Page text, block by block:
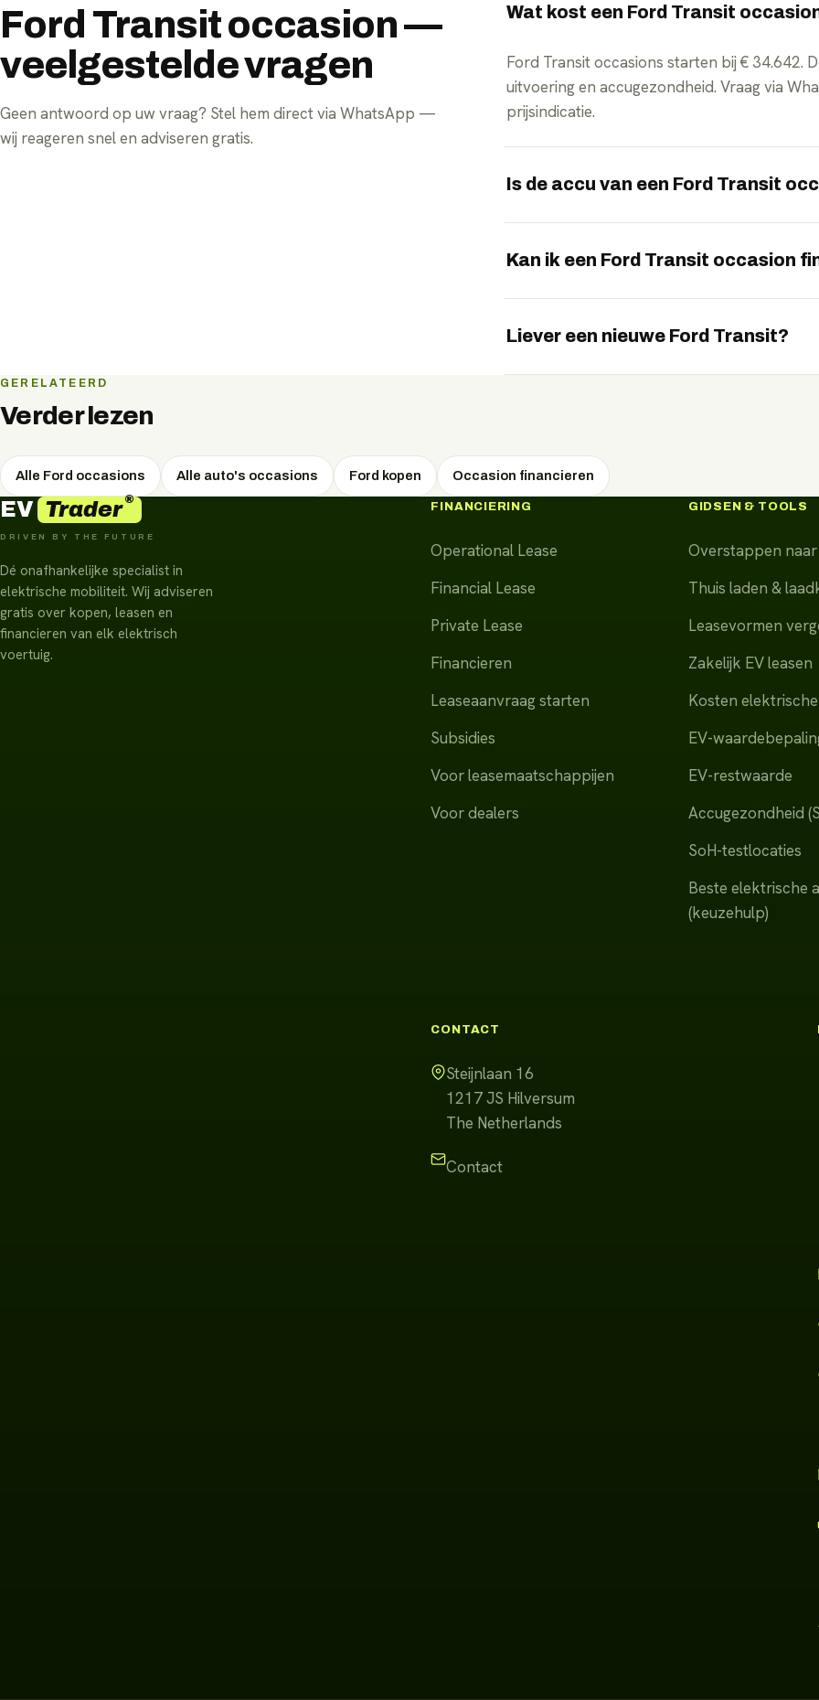
Ford Transit occasion —
veelgestelde vragen
Geen antwoord op uw vraag? Stel hem direct via WhatsApp —
wij reageren snel en adviseren gratis.
Wat kost een Ford Transit
Ford Transit occasions starten bij € 34.642.
uitvoering en accugezondheid. Vraag via
prijsindicatie.
Is de accu van een Ford Transit
occasion. Zo weet je vooraf wat de
Kan ik een Ford Transit occasion
vrijblijvend de maandlasten — vraag het via
Liever een nieuwe Ford Transit?
GERELATEERD
Verder lezen
Alle Ford occasions Alle auto's occasions Ford kopen Occasion financieren
EV Trader®
DRIVEN BY THE FUTURE
Dé onafhankelijke specialist in
elektrische mobiliteit. Wij adviseren
gratis over kopen, leasen en
financieren van elk elektrisch
voertuig.
FINANCIERING
Operational Lease
Financial Lease
Private Lease
Financieren
Leaseaanvraag starten
Subsidies
Voor leasemaatschappijen
Voor dealers
GIDSEN & TOOLS
Overstappen
Thuis laden &
Leasevormen
Zakelijk EV leasen
Kosten
EV-
EV-restwaarde
Accugezondheid
SoH-testlocaties
Beste elektrische
(keuzehulp)
CONTACT
Steijnlaan 16
1217 JS Hilversum
The Netherlands
Contact